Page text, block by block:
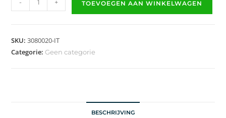
- + TOEVOEGEN AAN WINKELWAGEN
SKU:3080020-IT
Categorie:Geen categorie
BESCHRIJVING